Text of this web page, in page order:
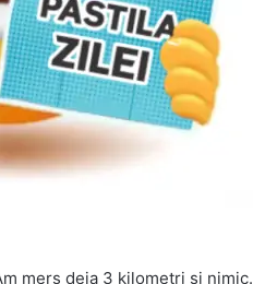
mers deja 3 kilometri și nimic.